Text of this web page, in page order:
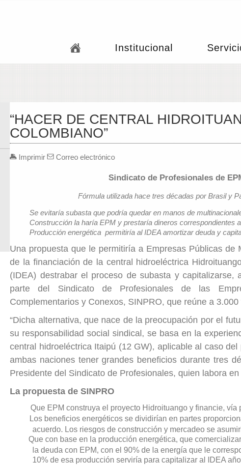
Institucional
“HACER DE CENTRAL
COLOMBIANO”
Imprimir Correo electrónico
Sindicato de Profesionales de
Fórmula utilizada hace tres décadas por Brasil y
Se evitaría subasta que podría quedar en manos de
Construcción la haría EPM y prestaría dineros correspondientes
Producción energética permitiría al IDEA amortizar deuda y
Una propuesta que le permitiría a Empresas Públicas
de la financiación de la central hidroeléctrica
(IDEA) destrabar el proceso de subasta y
parte del Sindicato de Profesionales de las
Complementarios y Conexos, SINPRO, que reúne a
“Dicha alternativa, que nace de la preocupación por el
su responsabilidad social sindical, se basa en la
central hidroeléctrica Itaipú (12 GW), aplicable al caso
ambas naciones tener grandes beneficios durante tres
Presidente del Sindicato de Profesionales, quien labora
La propuesta de SINPRO
Que EPM construya el proyecto Hidroituango y financie,
Los beneficios energéticos se dividirían en partes
acuerdo. Los riesgos de construcción y mercadeo se
Que con base en la producción energética, que
la deuda con EPM, con el 90% de la energía que le
10% de esa producción serviría para capitalizar al IDEA